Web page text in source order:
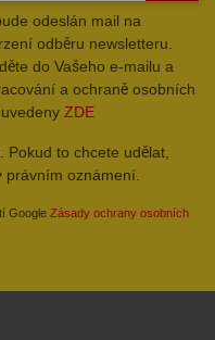
odeslán mail na
odběru newsletteru.
do Vašeho e-mailu a
a ochraně osobních
ZDE
to chcete udělat,
oznámení.
Google Zásady ochrany osobních